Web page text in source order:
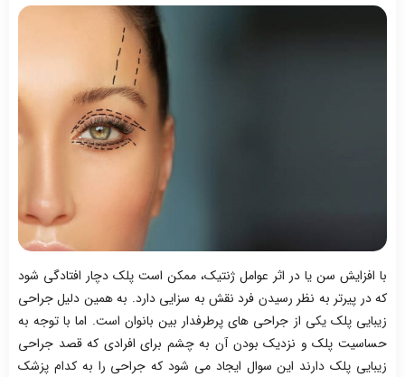
با افزایش سن یا در اثر عوامل ژنتیک، ممکن است پلک دچار افتادگی شود
که در پیرتر به نظر رسیدن فرد نقش به سزایی دارد. به همین دلیل جراحی
زیبایی پلک یکی از جراحی های پرطرفدار بین بانوان است. اما با توجه به
حساسیت پلک و نزدیک بودن آن به چشم برای افرادی که قصد جراحی
زیبایی پلک دارند این سوال ایجاد می شود که جراحی را به کدام پزشک